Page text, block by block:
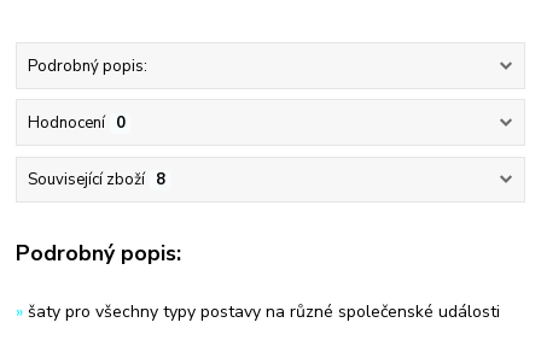
Podrobný popis:
Hodnocení 0
Související zboží 8
Podrobný popis:
» šaty pro všechny typy postavy na různé společenské události